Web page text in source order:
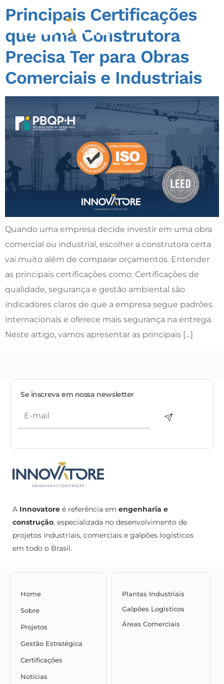
Principais Certificações
que uma Construtora
Precisa Ter para Obras
Comerciais e Industriais
Quando uma empresa decide investir em uma obra
comercial ou industrial, escolher a construtora certa
vai muito além de comparar orçamentos. Entender
as principais certificações como: Certificações de
qualidade, segurança e gestão ambiental são
indicadores claros de que a empresa segue padrões
internacionais e oferece mais segurança na entrega.
Neste artigo, vamos apresentar as principais […]
A Innovatore é referência em engenharia e
construção, especializada no desenvolvimento de
projetos industriais, comerciais e galpões logísticos
em todo o Brasil.
Se inscreva em nossa newsletter
Home
Sobre
Projetos
Gestão Estratégica
Certificações
Notícias
Plantas Industriais
Galpões Logísticos
Áreas Comerciais